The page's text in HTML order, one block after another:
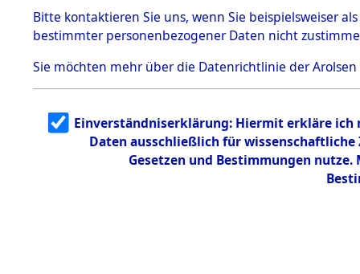
5.3.1 Alliierte
Erhebungen
zu
Todesmärsch
en
5.3.2
g
5.3.3
Todesmärsch
Bitte kontaktieren Sie uns, wenn Sie beispielsweiser
bestimmter personenbezogener Daten nicht
Sie möchten mehr über die Datenrichtlinie der Arolsen
Einverständniserklärung: Hiermit erkläre ich
Daten ausschließlich für
Gesetzen und Bestimmungen